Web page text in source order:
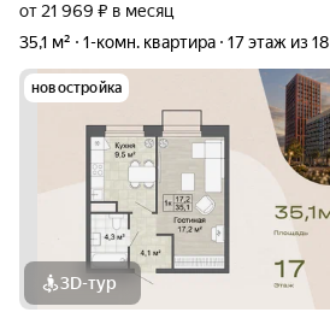
от 21 969 ₽ в месяц
35,1 м²
1-комн. квартира 17 этаж из 18
новостройка
3D-тур